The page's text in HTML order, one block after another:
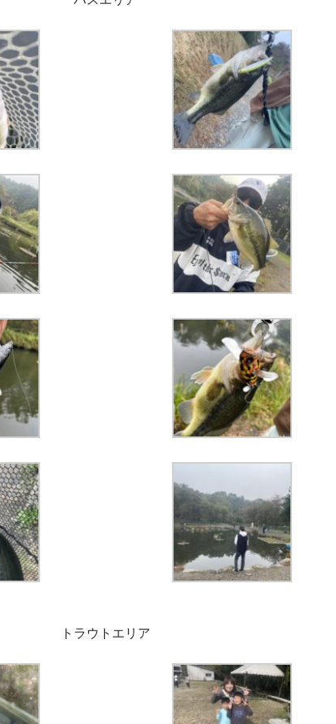
トラウトエリア